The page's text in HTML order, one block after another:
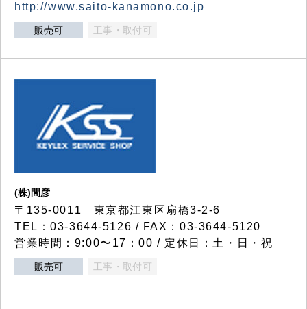
http://www.saito-kanamono.co.jp
販売可 工事・取付可
(株)間彦
〒135-0011 東京都江東区扇橋3-2-6
TEL：03-3644-5126 / FAX：03-3644-5120
営業時間：9:00〜17：00 / 定休日：土・日・祝
販売可 工事・取付可